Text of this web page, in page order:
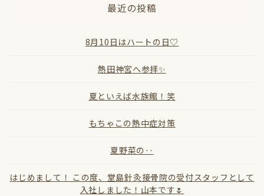
最近の投稿
8月10日はハートの日♡
熱田神宮へ参拝✨
夏といえば水族館！笑
もちゃこの熱中症対策
夏野菜の‥
はじめまして！ この度、堂島針灸接骨院の受付スタッフとして
入社しました！山本です🌷